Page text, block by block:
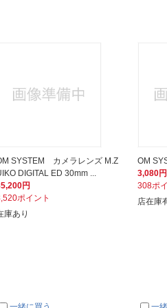
SYSTEM カメラレンズ M.Z
DIGITAL ED 30mm ...
円
ポイント
庫あり
OM
3,080円
308ポ
店在庫